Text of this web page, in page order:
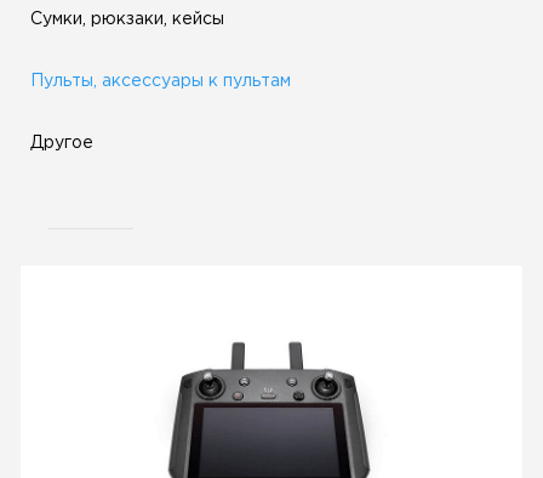
Сумки, рюкзаки, кейсы
Пульты, аксессуары к пультам
Другое